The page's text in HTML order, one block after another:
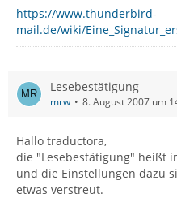
https://www.thunderbird-
mail.de/wiki/
Lesebestätigung
mrw 8. August 2007 um
Hallo traductora,
die "Lesebestätigung" heißt
und die Einstellungen dazu
etwas verstreut.